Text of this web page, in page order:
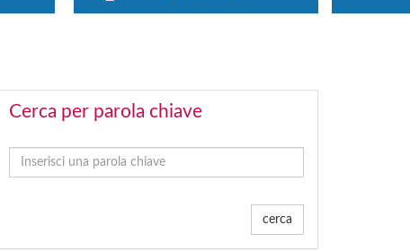
Cerca per parola chiave
cerca